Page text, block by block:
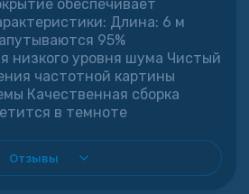
обеспечивает
Длина: 6 м
95%
низкого уровня шума Чистый
частотной картины
Качественная сборка
в темноте
Отзывы